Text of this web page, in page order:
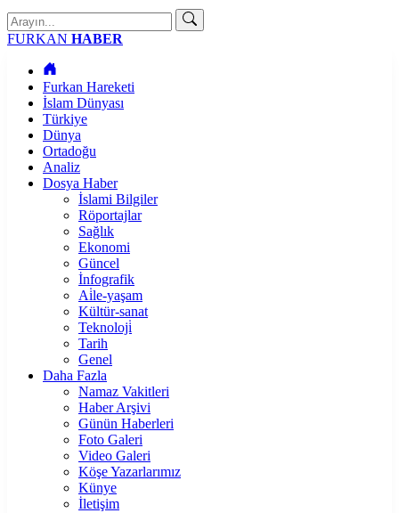
FURKAN HABER
Furkan Hareketi
İslam Dünyası
Türkiye
Dünya
Ortadoğu
Analiz
Dosya Haber
İslami Bilgiler
Röportajlar
Sağlık
Ekonomi
Güncel
İnfografik
Ai̇le-yaşam
Kültür-sanat
Teknoloji̇
Tarih
Genel
Daha Fazla
Namaz Vakitleri
Haber Arşivi
Günün Haberleri
Foto Galeri
Video Galeri
Köşe Yazarlarımız
Künye
İletişim